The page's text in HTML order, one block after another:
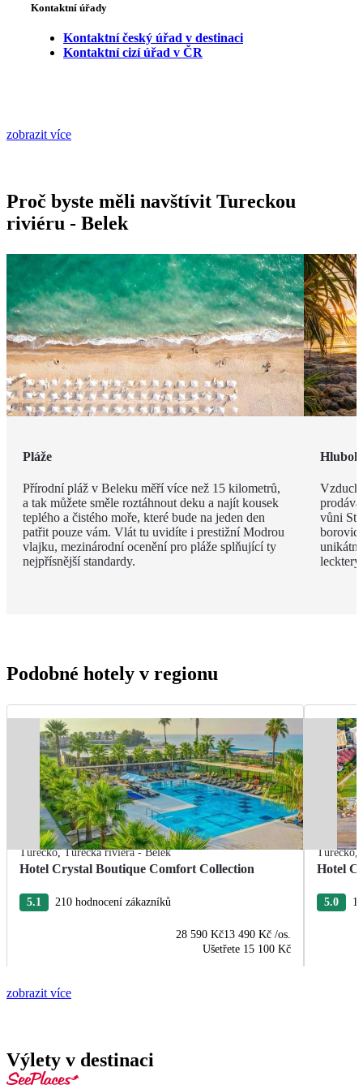
Kontaktní úřady
Kontaktní český úřad v destinaci
Kontaktní cizí úřad v ČR
zobrazit více
Proč byste měli navštívit Tureckou
riviéru - Belek
Pláže
Přírodní pláž v Beleku měří více než 15 kilometrů,
a tak můžete směle roztáhnout deku a najít kousek
teplého a čistého moře, které bude na jeden den
patřit pouze vám. Vlát tu uvidíte i prestižní Modrou
vlajku, mezinárodní ocenění pro pláže splňující ty
nejpřísnější standardy.
Vzduch
vůni
borovic
Podobné hotely v regionu
Turecko,Turecká riviéra - Belek
Hotel Crystal Boutique Comfort Collection
5.1 210 hodnocení zákazníků
28 590 Kč13 490 Kč /os.
Ušetřete 15 100 Kč
Turecko,
Hotel
5.0
zobrazit více
Výlety v destinaci